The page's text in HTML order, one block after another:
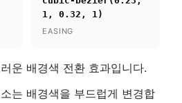
1, 0.32, 1)
EASING
운 배경색 전환 효과입니다.
는 배경색을 부드럽게 변경합